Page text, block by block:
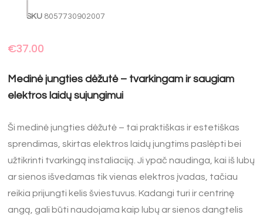
SKU 8057730902007
€37.00
Medinė jungties dėžutė – tvarkingam ir saugiam
elektros laidų sujungimui
Ši medinė jungties dėžutė – tai praktiškas ir estetiškas
sprendimas, skirtas elektros laidų jungtims paslėpti bei
užtikrinti tvarkingą instaliaciją. Ji ypač naudinga, kai iš lubų
ar sienos išvedamas tik vienas elektros įvadas, tačiau
reikia prijungti kelis šviestuvus. Kadangi turi ir centrinę
angą, gali būti naudojama kaip lubų ar sienos dangtelis